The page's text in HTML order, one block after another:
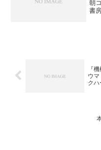
朝
書
『
ウ
ク